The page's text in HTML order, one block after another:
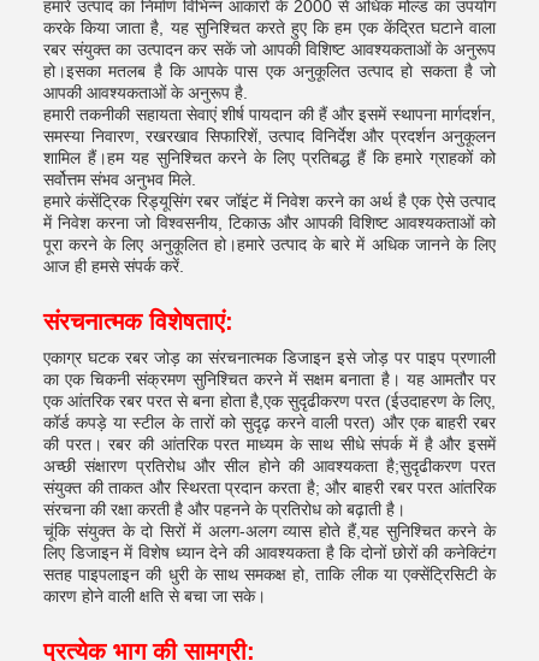
हमारे उत्पाद का निर्माण विभिन्न आकारों के 2000 से अधिक मोल्ड का उपयोग
करके किया जाता है, यह सुनिश्चित करते हुए कि हम एक केंद्रित घटाने वाला
रबर संयुक्त का उत्पादन कर सकें जो आपकी विशिष्ट आवश्यकताओं के अनुरूप
हो।इसका मतलब है कि आपके पास एक अनुकूलित उत्पाद हो सकता है जो
आपकी आवश्यकताओं के अनुरूप है.
हमारी तकनीकी सहायता सेवाएं शीर्ष पायदान की हैं और इसमें स्थापना मार्गदर्शन,
समस्या निवारण, रखरखाव सिफारिशें, उत्पाद विनिर्देश और प्रदर्शन अनुकूलन
शामिल हैं।हम यह सुनिश्चित करने के लिए प्रतिबद्ध हैं कि हमारे ग्राहकों को
सर्वोत्तम संभव अनुभव मिले.
हमारे कंसेंट्रिक रिड्यूसिंग रबर जॉइंट में निवेश करने का अर्थ है एक ऐसे उत्पाद
में निवेश करना जो विश्वसनीय, टिकाऊ और आपकी विशिष्ट आवश्यकताओं को
पूरा करने के लिए अनुकूलित हो।हमारे उत्पाद के बारे में अधिक जानने के लिए
आज ही हमसे संपर्क करें.
संरचनात्मक विशेषताएं:
एकाग्र घटक रबर जोड़ का संरचनात्मक डिजाइन इसे जोड़ पर पाइप प्रणाली
का एक चिकनी संक्रमण सुनिश्चित करने में सक्षम बनाता है। यह आमतौर पर
एक आंतरिक रबर परत से बना होता है,एक सुदृढीकरण परत (ईउदाहरण के लिए,
कॉर्ड कपड़े या स्टील के तारों को सुदृढ़ करने वाली परत) और एक बाहरी रबर
की परत। रबर की आंतरिक परत माध्यम के साथ सीधे संपर्क में है और इसमें
अच्छी संक्षारण प्रतिरोध और सील होने की आवश्यकता है;सुदृढीकरण परत
संयुक्त की ताकत और स्थिरता प्रदान करता है; और बाहरी रबर परत आंतरिक
संरचना की रक्षा करती है और पहनने के प्रतिरोध को बढ़ाती है।
चूंकि संयुक्त के दो सिरों में अलग-अलग व्यास होते हैं,यह सुनिश्चित करने के
लिए डिजाइन में विशेष ध्यान देने की आवश्यकता है कि दोनों छोरों की कनेक्टिंग
सतह पाइपलाइन की धुरी के साथ समकक्ष हो, ताकि लीक या एक्सेंट्रिसिटी के
कारण होने वाली क्षति से बचा जा सके।
प्रत्येक भाग की सामग्री: